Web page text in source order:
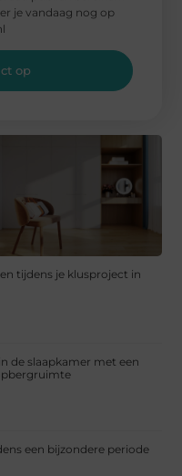
tijdens je klusproject in
de slaapkamer met een
een bijzondere periode
je vandaag nog op
op